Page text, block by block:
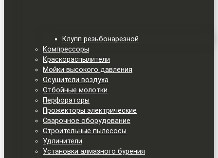
Клупп резьбонарезной
Компрессоры
Краскораспылители
Мойки высокого давления
Осушители воздуха
Отбойные молотки
Перфораторы
Прожекторы электрические
Сварочное оборудование
Строительные пылесосы
Удлинители
Установки алмазного бурения